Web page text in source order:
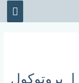
| بروتوكول